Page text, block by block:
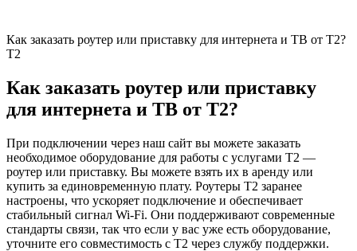
Как заказать роутер или приставку для интернета и ТВ от T2?
Т2
Как заказать роутер или приставку
для интернета и ТВ от T2?
При подключении через наш сайт вы можете заказать
необходимое оборудование для работы с услугами T2 —
роутер или приставку. Вы можете взять их в аренду или
купить за единовременную плату. Роутеры T2 заранее
настроены, что ускоряет подключение и обеспечивает
стабильный сигнал Wi-Fi. Они поддерживают современные
стандарты связи, так что если у вас уже есть оборудование,
уточните его совместимость с T2 через службу поддержки.